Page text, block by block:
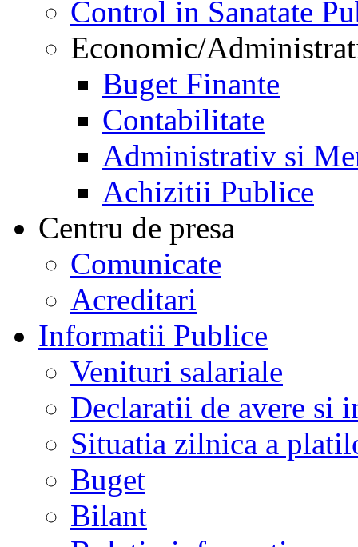
Control in Sanatate
Economic/
Buget Finante
Contabilitate
Administrativ si
Achizitii Publice
Centru de presa
Comunicate
Acreditari
Informatii Publice
Venituri salariale
Declaratii de avere si
Situatia zilnica a
Buget
Bilant